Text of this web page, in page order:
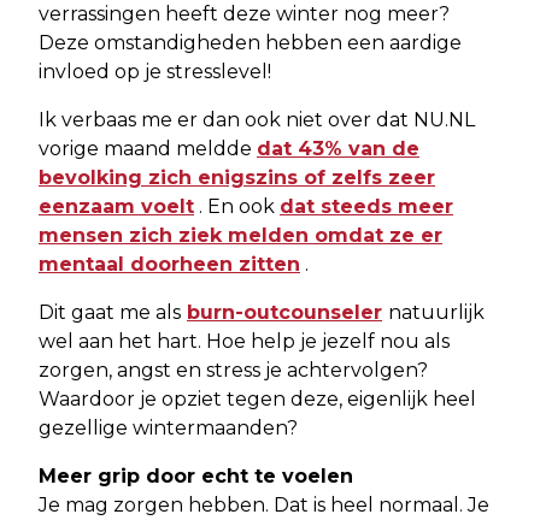
verrassingen heeft deze winter nog meer?
Deze omstandigheden hebben een aardige
invloed op je stresslevel!
Ik verbaas me er dan ook niet over dat NU.NL
vorige maand meldde dat 43% van de
bevolking zich enigszins of zelfs zeer
eenzaam voelt . En ook dat steeds meer
mensen zich ziek melden omdat ze er
mentaal doorheen zitten .
Dit gaat me als burn-outcounseler natuurlijk
wel aan het hart. Hoe help je jezelf nou als
zorgen, angst en stress je achtervolgen?
Waardoor je opziet tegen deze, eigenlijk heel
gezellige wintermaanden?
Meer grip door echt te voelen
Je mag zorgen hebben. Dat is heel normaal. Je